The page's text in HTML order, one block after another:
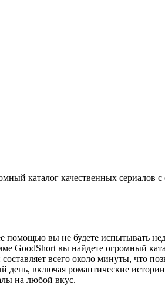
каталог качественных сериалов
вы не будете испытывать
GoodShort вы найдете огромный
всего около минуты, что
включая романтические
на любой вкус.